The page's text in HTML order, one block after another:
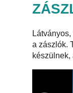
a zászlók.
készülnek,